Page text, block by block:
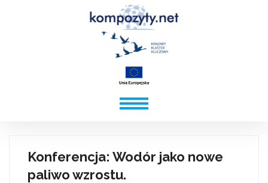
Konferencja: Wodór jako nowe
paliwo wzrostu.